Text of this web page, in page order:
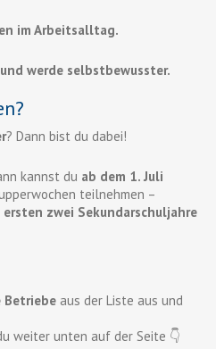
im Arbeitsalltag.
werde selbstbewusster.
? Dann bist du dabei!
kannst du ab dem 1. Juli
teilnehmen –
ersten zwei Sekundarschuljahre
Betriebe aus der Liste aus und
weiter unten auf der Seite 👇